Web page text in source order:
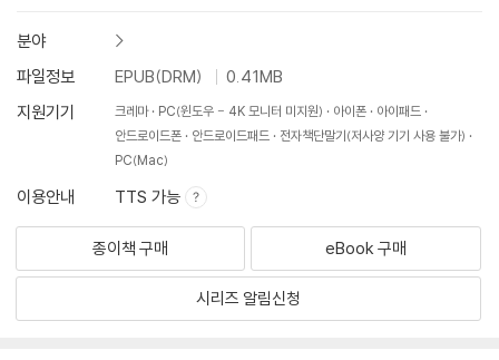
분야
>
파일정보
EPUB(DRM)
0.41MB
지원기기
크레마 PC(윈도우 - 4K 모니터 미지원) 아이폰
아이패드
안드로이드폰
안드로이드패드
전자책단말기(저사양 기기 사용 불가)
PC(Mac)
이용안내 TTS 가능
종이책 구매 eBook 구매
시리즈 알림신청